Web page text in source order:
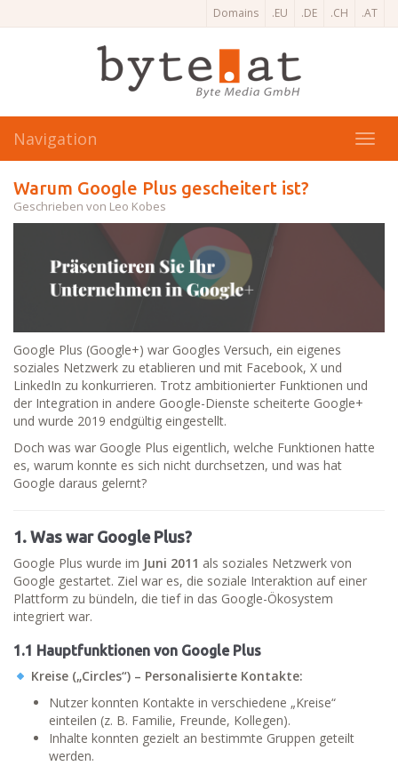
Domains .EU .DE .CH .AT
Navigation
Warum Google Plus gescheitert ist?
Geschrieben von Leo Kobes
Google Plus (Google+) war Googles Versuch, ein eigenes
soziales Netzwerk zu etablieren und mit Facebook, X und
LinkedIn zu konkurrieren. Trotz ambitionierter Funktionen und
der Integration in andere Google-Dienste scheiterte Google+
und wurde 2019 endgültig eingestellt.
Doch was war Google Plus eigentlich, welche Funktionen hatte
es, warum konnte es sich nicht durchsetzen, und was hat
Google daraus gelernt?
1. Was war Google Plus?
Google Plus wurde im Juni 2011 als soziales Netzwerk von
Google gestartet. Ziel war es, die soziale Interaktion auf einer
Plattform zu bündeln, die tief in das Google-Ökosystem
integriert war.
1.1 Hauptfunktionen von Google Plus
Kreise („Circles“) – Personalisierte Kontakte:
Nutzer konnten Kontakte in verschiedene „Kreise“
einteilen (z. B. Familie, Freunde, Kollegen).
Inhalte konnten gezielt an bestimmte Gruppen geteilt
werden.